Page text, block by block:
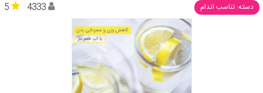
دسته: تناسب اندام 5 4333